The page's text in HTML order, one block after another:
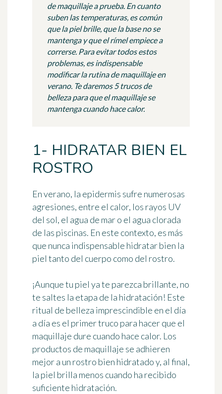
de maquillaje a prueba. En cuanto
suben las temperaturas, es común
que la piel brille, que la base no se
mantenga y que el rímel empiece a
correrse. Para evitar todos estos
problemas, es indispensable
modificar la rutina de maquillaje en
verano. Te daremos 5 trucos de
belleza para que el maquillaje se
mantenga cuando hace calor.
1- HIDRATAR BIEN EL
ROSTRO
En verano, la epidermis sufre numerosas
agresiones, entre el calor, los rayos UV
del sol, el agua de mar o el agua clorada
de las piscinas. En este contexto, es más
que nunca indispensable hidratar bien la
piel tanto del cuerpo como del rostro.
¡Aunque tu piel ya te parezca brillante, no
te saltes la etapa de la hidratación! Este
ritual de belleza imprescindible en el día
a día es el primer truco para hacer que el
maquillaje dure cuando hace calor. Los
productos de maquillaje se adhieren
mejor a un rostro bien hidratado y, al final,
la piel brilla menos cuando ha recibido
suficiente hidratación.